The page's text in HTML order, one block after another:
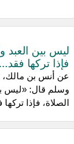
ليس بين العبد
فإذا تركها فقد...
عن أنس بن مالك،
وسلم قال: «ليس
الصلاة، فإذا